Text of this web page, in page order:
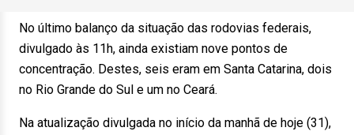
No último balanço da situação das rodovias federais,
divulgado às 11h, ainda existiam nove pontos de
concentração. Destes, seis eram em Santa Catarina, dois
no Rio Grande do Sul e um no Ceará.
Na atualização divulgada no início da manhã de hoje (31),